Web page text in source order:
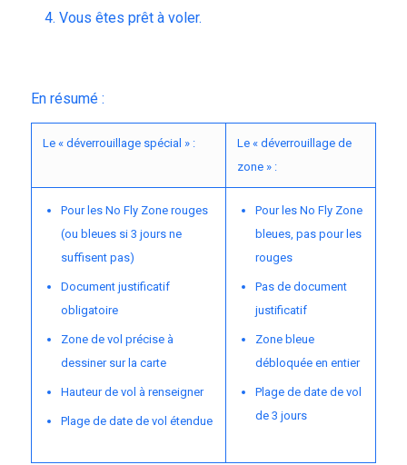
Vous êtes prêt à voler.
En résumé :
Le « déverrouillage spécial » :
Le « déverrouillage de
zone » :
Pour les No Fly Zone rouges
(ou bleues si 3 jours ne
suffisent pas)
Document justificatif
obligatoire
Zone de vol précise à
dessiner sur la carte
Hauteur de vol à renseigner
Plage de date de vol étendue
Pour les No Fly Zone
bleues, pas pour les
rouges
Pas de document
justificatif
Zone bleue
débloquée en entier
Plage de date de vol
de 3 jours